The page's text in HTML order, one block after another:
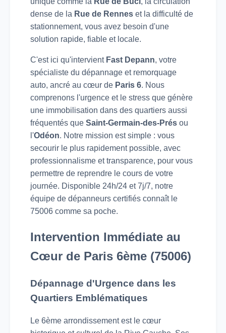
dense de la Rue de Rennes et la difficulté de
stationnement, vous avez besoin d'une
solution rapide, fiable et locale.
C'est ici qu'intervient Fast Depann, votre
spécialiste du dépannage et remorquage
auto, ancré au cœur de Paris 6. Nous
comprenons l'urgence et le stress que génère
une immobilisation dans des quartiers aussi
fréquentés que Saint-Germain-des-Prés ou
l'Odéon. Notre mission est simple : vous
secourir le plus rapidement possible, avec
professionnalisme et transparence, pour vous
permettre de reprendre le cours de votre
journée. Disponible 24h/24 et 7j/7, notre
équipe de dépanneurs certifiés connaît le
75006 comme sa poche.
Intervention Immédiate au
Cœur de Paris 6ème (75006)
Dépannage d'Urgence dans les
Quartiers Emblématiques
Le 6ème arrondissement est le cœur